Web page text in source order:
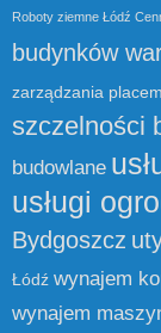
Roboty ziemne Łódź
budynków
zarządzania
szczelności
budowlane
usługi
Bydgoszcz
Łódź wynajem
wynajem